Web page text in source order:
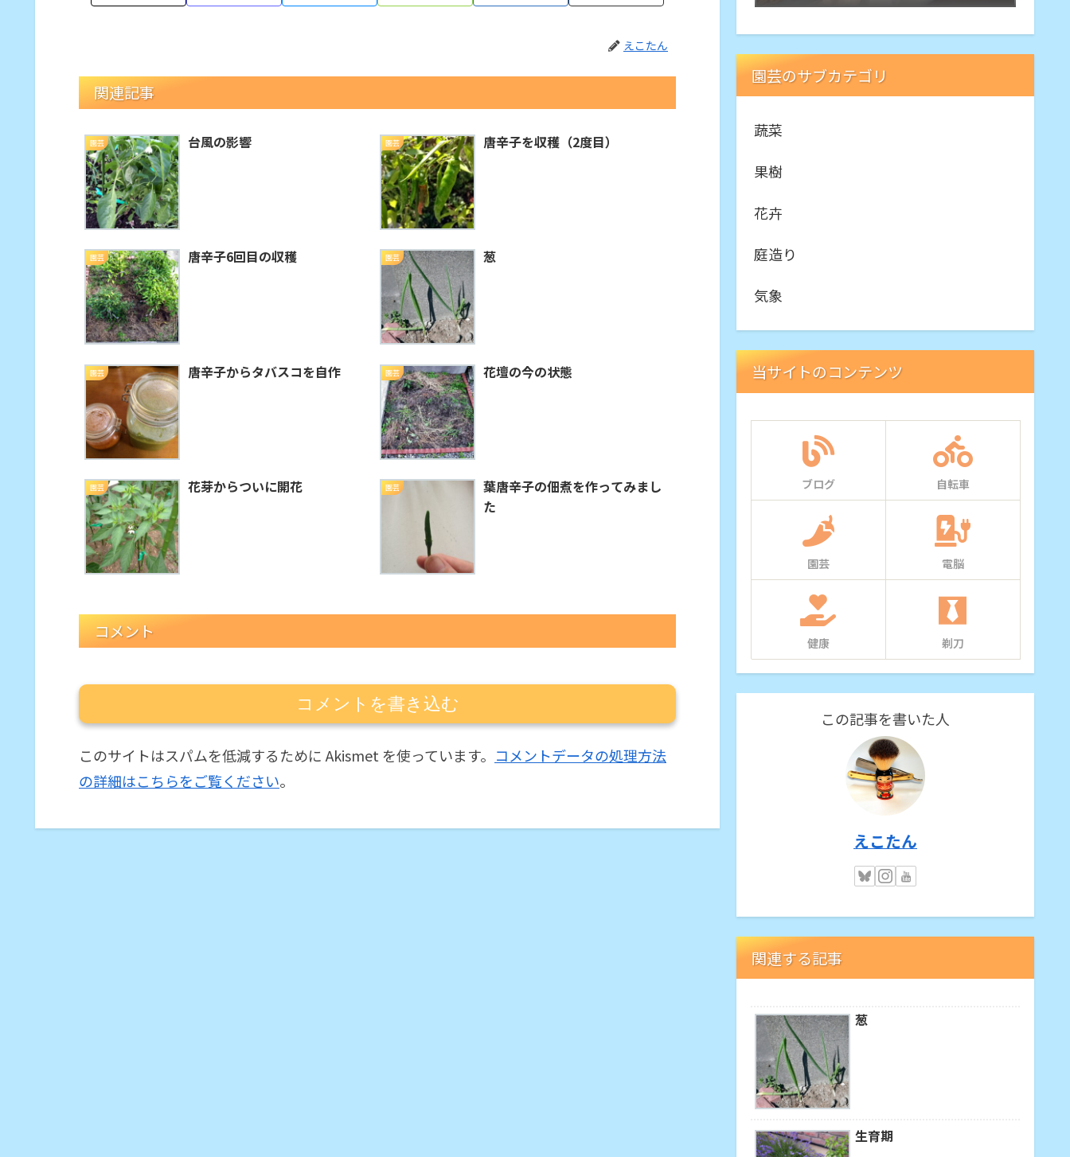
えこたん
関連記事
園芸 台風の影響 園芸 唐辛子を収穫（2度目）
園芸 唐辛子6回目の収穫 園芸 葱
園芸 唐辛子からタバスコを自作 園芸 花壇の今の状態
園芸 花芽からついに開花 園芸
葉唐辛子の佃煮を作ってみまし
た
コメント
コメントを書き込む
このサイトはスパムを低減するために Akismet を使っています。 コメントデータの処理方法
の詳細はこちらをご覧ください。
園芸のサブカテゴリ
蔬菜
果樹
花卉
庭造り
気象
当サイトのコンテンツ
ブログ 自転車
園芸 電脳
健康 剃刀
この記事を書いた人
えこたん
関連する記事
葱
生育期